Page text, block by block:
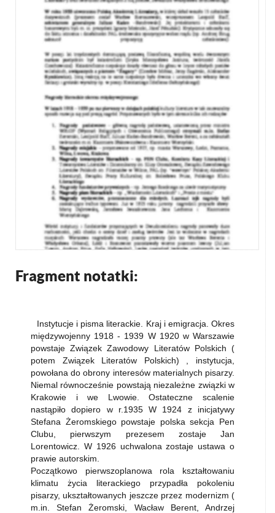
Fragment notatki:
Instytucje i pisma literackie. Kraj i emigracja. Okres
międzywojenny 1918 - 1939 W 1920 w Warszawie
powstaje Związek Zawodowy Literatów Polskich (
potem Związek Literatów Polskich) , instytucja,
powołana do obrony interesów materialnych pisarzy.
Niemal równocześnie powstają niezależne związki w
Krakowie i we Lwowie. Ostateczne scalenie
nastąpiło dopiero w r.1935 W 1924 z inicjatywy
Stefana Żeromskiego powstaje polska sekcja Pen
Clubu, pierwszym prezesem zostaje Jan
Lorentowicz. W 1926 uchwalona zostaje ustawa o
prawie autorskim.
Początkowo pierwszoplanowa rola kształtowaniu
klimatu życia literackiego przypadła pokoleniu
pisarzy, ukształtowanych jeszcze przez modernizm (
m.in. Stefan Żeromski, Wacław Berent, Andrzej